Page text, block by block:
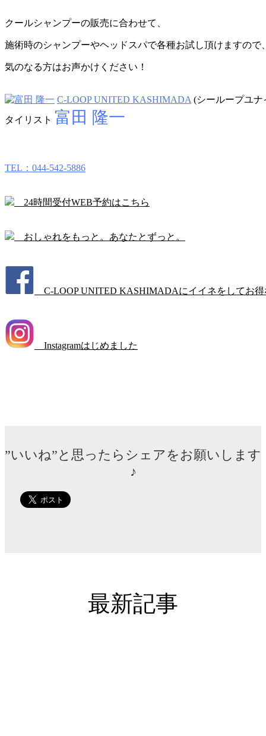
クールシャンプーの販売に合わせて、
施術時のシャンプーやヘッドスパで各種お試し頂けますので
気のなる方はお声かけください！
C-LOOP UNITED KASHIMADA (シーループユナ
タイリスト 富田 隆一
TEL：044-542-5886
24時間受付WEB予約はこちら
おしゃれをもっと。あなたとずっと。
C-LOOP UNITED KASHIMADAにイイネをしてお得
Instagramはじめました
”いいね”と思ったらシェアをお願いします
♪
最新記事